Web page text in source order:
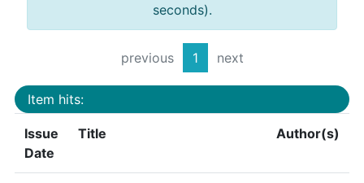
seconds).
previous 1 next
Item hits:
Issue
Date
Title Author(s)